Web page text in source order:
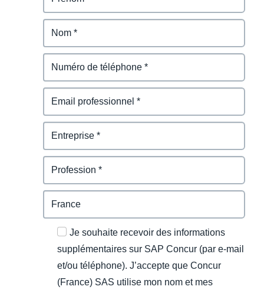
Je souhaite recevoir des informations
supplémentaires sur SAP Concur (par e-mail
et/ou téléphone). J’accepte que Concur
(France) SAS utilise mon nom et mes